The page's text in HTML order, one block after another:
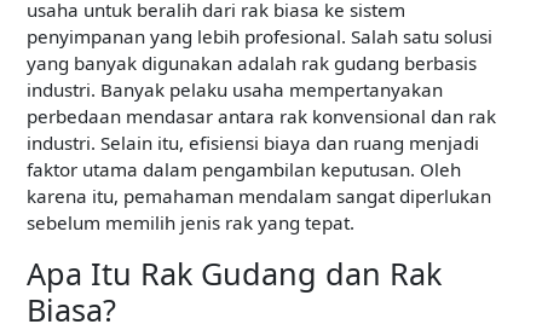
usaha untuk beralih dari rak biasa ke sistem
penyimpanan yang lebih profesional. Salah satu solusi
yang banyak digunakan adalah rak gudang berbasis
industri. Banyak pelaku usaha mempertanyakan
perbedaan mendasar antara rak konvensional dan rak
industri. Selain itu, efisiensi biaya dan ruang menjadi
faktor utama dalam pengambilan keputusan. Oleh
karena itu, pemahaman mendalam sangat diperlukan
sebelum memilih jenis rak yang tepat.
Apa Itu Rak Gudang dan Rak
Biasa?